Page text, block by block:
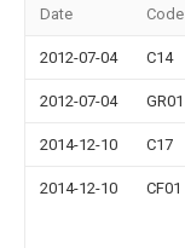
Date Code
2012-07-04 C14
2012-07-04 GR01
2014-12-10 C17
2014-12-10 CF01